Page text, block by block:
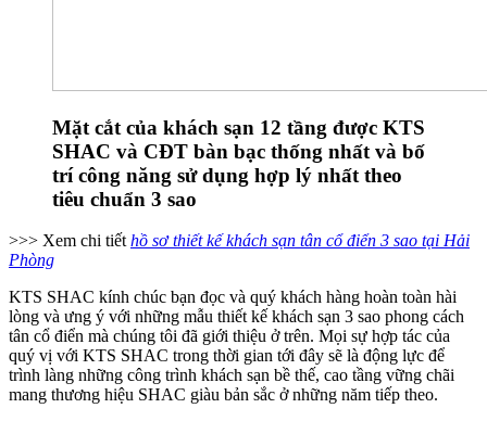
Mặt cắt của khách sạn 12 tầng được KTS
SHAC và CĐT bàn bạc thống nhất và bố
trí công năng sử dụng hợp lý nhất theo
tiêu chuẩn 3 sao
>>> Xem chi tiết hồ sơ thiết kế khách sạn tân cổ điển 3 sao tại Hải
Phòng
KTS SHAC kính chúc bạn đọc và quý khách hàng hoàn toàn hài
lòng và ưng ý với những mẫu thiết kế khách sạn 3 sao phong cách
tân cổ điển mà chúng tôi đã giới thiệu ở trên. Mọi sự hợp tác của
quý vị với KTS SHAC trong thời gian tới đây sẽ là động lực để
trình làng những công trình khách sạn bề thế, cao tầng vững chãi
mang thương hiệu SHAC giàu bản sắc ở những năm tiếp theo.